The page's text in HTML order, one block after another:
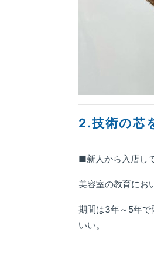
2.技術の芯
■新人から入店し
美容室の教育にお
期間は3年～5年で
いい。